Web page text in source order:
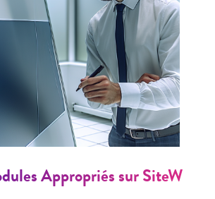
Appropriés sur SiteW